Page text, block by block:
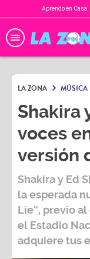
Aprendo en Casa
LA ZONA MÚSICA
Shakira
voces
versión
Shakira y Ed
la esperada
Lie”, previo al
el Estadio
adquiere tus